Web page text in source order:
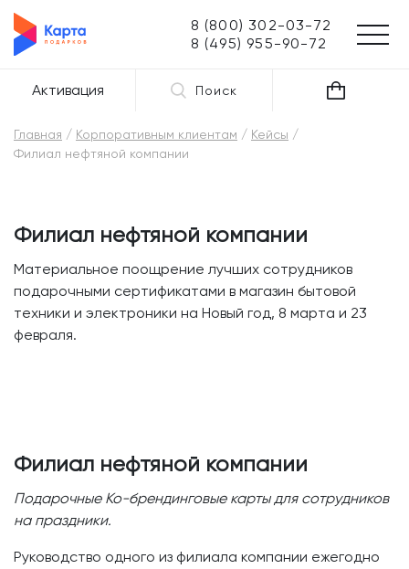
8 (800) 302-03-72
8 (495) 955-90-72
Активация Поиск
Главная Корпоративным клиентам
Кейсы
Филиал нефтяной компании
Филиал нефтяной компании
Материальное поощрение лучших сотрудников
подарочными сертификатами в магазин бытовой
техники и электроники на Новый год, 8 марта и 23
февраля.
Филиал нефтяной компании
Подарочные Ко-брендинговые карты для сотрудников
на праздники.
Руководство одного из филиала компании ежегодно